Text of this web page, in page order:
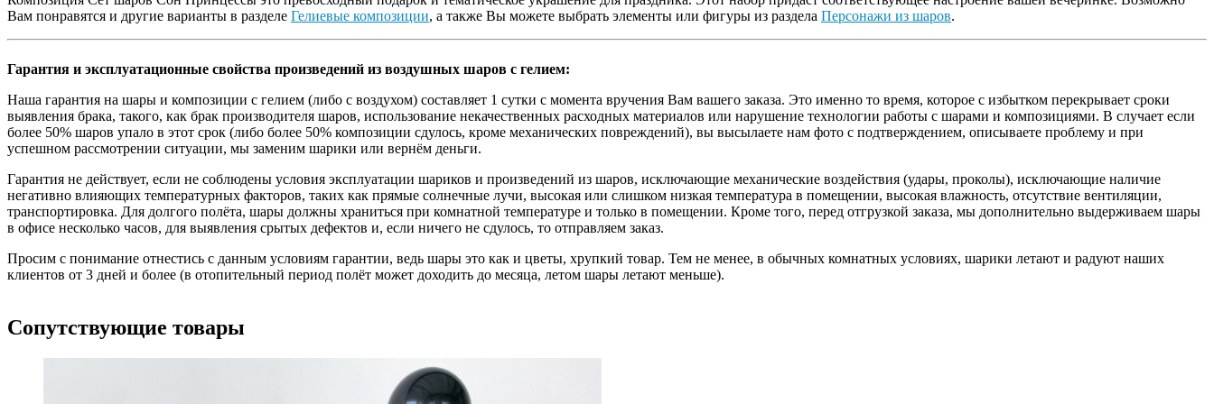
Вам понравятся и другие варианты в разделе Гелиевые композиции, а также Вы можете выбрать элементы или фигуры из раздела Персонажи из шаров.
Гарантия и эксплуатационные свойства произведений из воздушных шаров с гелием:
Наша гарантия на шары и композиции с гелием (либо с воздухом) составляет 1 сутки с момента вручения Вам вашего заказа. Это именно то время, которое с избытком перекрывает сроки
выявления брака, такого, как брак производителя шаров, использование некачественных расходных материалов или нарушение технологии работы с шарами и композициями. В случает если
более 50% шаров упало в этот срок (либо более 50% композиции сдулось, кроме механических повреждений), вы высылаете нам фото с подтверждением, описываете проблему и при
успешном рассмотрении ситуации, мы заменим шарики или вернём деньги.
Гарантия не действует, если не соблюдены условия эксплуатации шариков и произведений из шаров, исключающие механические воздействия (удары, проколы), исключающие наличие
негативно влияющих температурных факторов, таких как прямые солнечные лучи, высокая или слишком низкая температура в помещении, высокая влажность, отсутствие вентиляции,
транспортировка. Для долгого полёта, шары должны храниться при комнатной температуре и только в помещении. Кроме того, перед отгрузкой заказа, мы дополнительно выдерживаем шары
в офисе несколько часов, для выявления срытых дефектов и, если ничего не сдулось, то отправляем заказ.
Просим с понимание отнестись с данным условиям гарантии, ведь шары это как и цветы, хрупкий товар. Тем не менее, в обычных комнатных условиях, шарики летают и радуют наших
клиентов от 3 дней и более (в отопительный период полёт может доходить до месяца, летом шары летают меньше).
Сопутствующие товары